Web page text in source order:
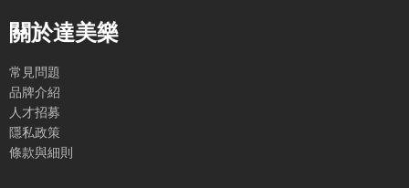
關於達美樂
常見問題
品牌介紹
人才招募
隱私政策
條款與細則